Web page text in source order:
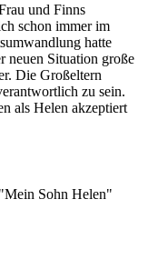
und Finns
schon immer im
hatte
neuen Situation große
Die Großeltern
zu sein.
als Helen akzeptiert
Sohn Helen"